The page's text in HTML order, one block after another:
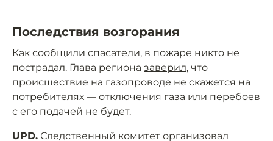
Последствия возгорания
Как сообщили спасатели, в пожаре никто не
пострадал. Глава региона заверил, что
происшествие на газопроводе не скажется на
потребителях — отключения газа или перебоев
с его подачей не будет.
UPD. Следственный комитет организовал